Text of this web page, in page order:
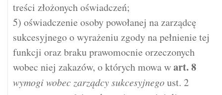
treści złożonych oświadczeń;
5) oświadczenie osoby powołanej na zarządcę
sukcesyjnego o wyrażeniu zgody na pełnienie tej
funkcji oraz braku prawomocnie orzeczonych
wobec niej zakazów, o których mowa wart. 8
wymogi wobec zarządcy sukcesyjnegoust. 2